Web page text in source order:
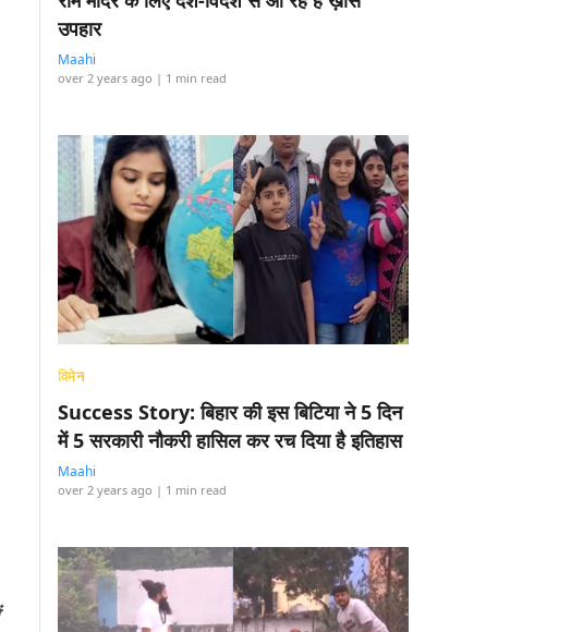
उपहार
Maahi
over 2 years ago | 1 min read
विमेन
Success Story: बिहार की इस बिटिया ने 5 दिन
में 5 सरकारी नौकरी हासिल कर रच दिया है इतिहास
Maahi
over 2 years ago | 1 min read